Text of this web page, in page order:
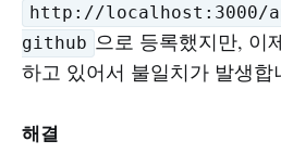
http://localhost:3000/
github 으로 등록했지만, 이
하고 있어서 불일치가 발생합
해결